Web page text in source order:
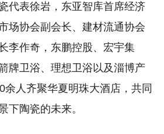
代表徐岩，东亚智库首席经济
场协会副会长、建材流通协会
李作奇，东鹏控股、宏宇集
牌卫浴、理想卫浴以及淄博产
余人齐聚华夏明珠大酒店，共同
下陶瓷的未来。